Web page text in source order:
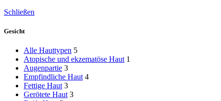
Schließen
Gesicht
Alle Hauttypen 5
Atopische und ekzematöse Haut 1
Augenpartie 3
Empfindliche Haut 4
Fettige Haut 3
Gerötete Haut 3